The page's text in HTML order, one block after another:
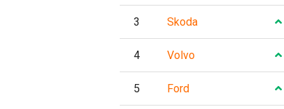
3 Skoda
4 Volvo
5 Ford